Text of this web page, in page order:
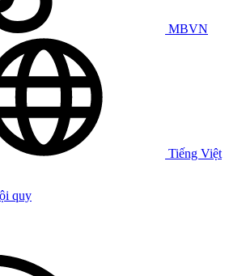
MBVN
Tiếng Việt
quy